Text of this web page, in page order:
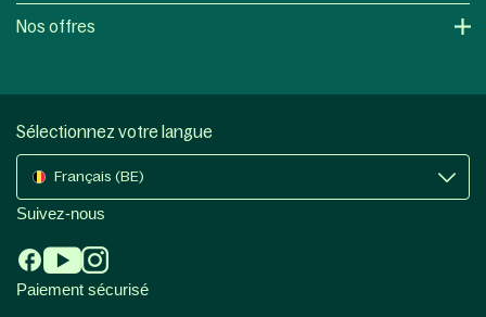
Nos offres
Sélectionnez votre langue
Français (BE)
Suivez-nous
Paiement sécurisé